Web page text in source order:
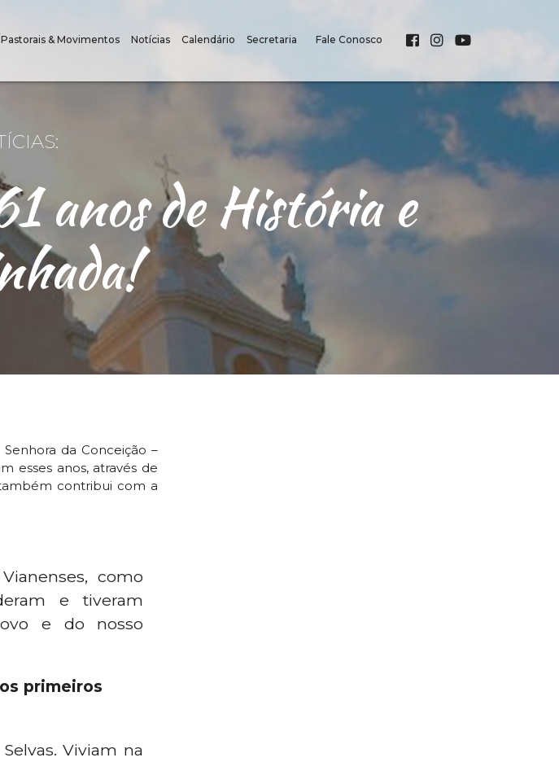
Pastorais & Movimentos Notícias Calendário Secretaria Fale Conosco
anos de História e
da Conceição –
esses anos, através de
contribui com a
como
e tiveram
e do nosso
primeiros
Viviam na